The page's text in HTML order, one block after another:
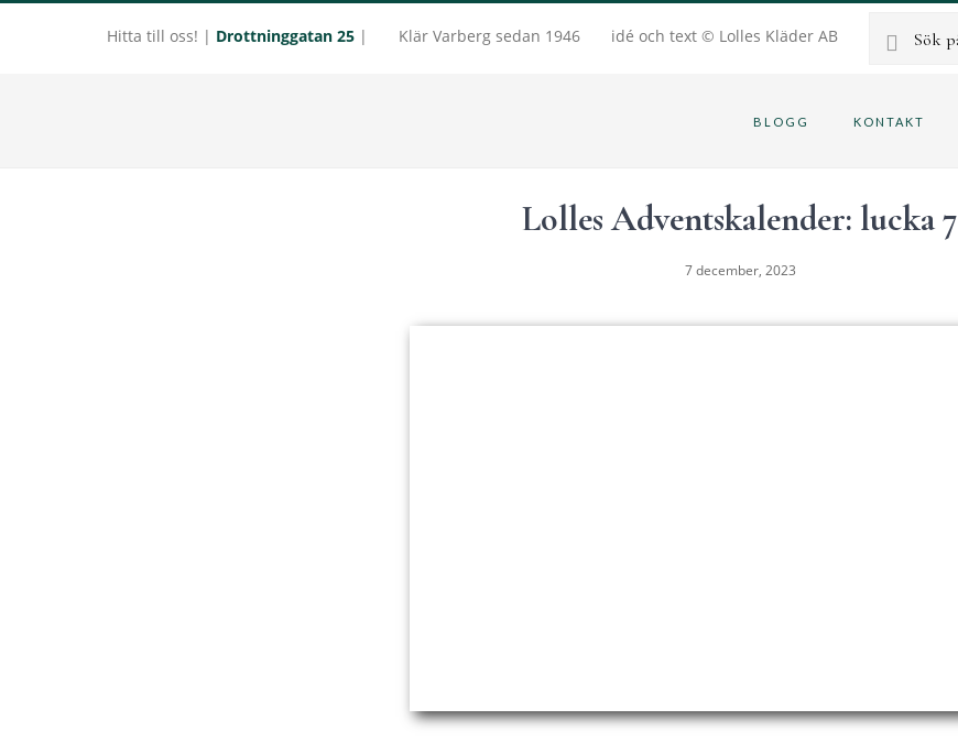
Hitta till oss! | Drottninggatan 25 | Klär Varberg sedan 1946 idé och text © Lolles Kläder AB Sök
webbplatsen
BLOGG KONTAKT
Lolles Adventskalender: lucka 7
7 december, 2023